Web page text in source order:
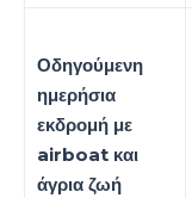
Οδηγούμενη
ημερήσια
εκδρομή με
airboat και
άγρια ζωή